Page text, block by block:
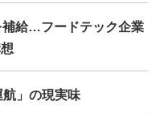
給…フードテック企業
」の現実味